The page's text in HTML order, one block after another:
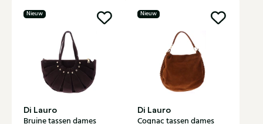
Nieuw
Di Lauro
Bruine tassen dames
Nieuw
Di Lauro
Cognac tassen dames